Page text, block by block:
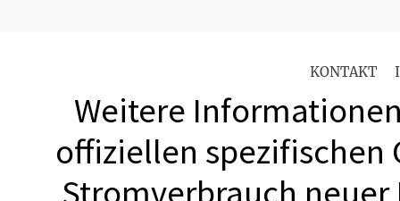
KONTAKT
Weitere
offiziellen spezifischen